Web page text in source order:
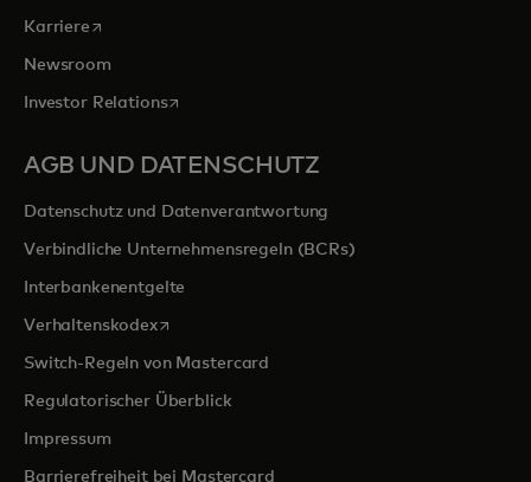
Karrierewird in einer neuen Registerkarte geöffnet
Newsroom
Investor Relationswird in einer neuen Registerkarte geöffnet
AGB UND DATENSCHUTZ
Datenschutz und Datenverantwortung
Verbindliche Unternehmensregeln (BCRs)
Interbankenentgelte
Verhaltenskodexwird in einer neuen Registerkarte geöffnet
Switch-Regeln von Mastercard
Regulatorischer Überblick
Impressum
Barrierefreiheit bei Mastercard